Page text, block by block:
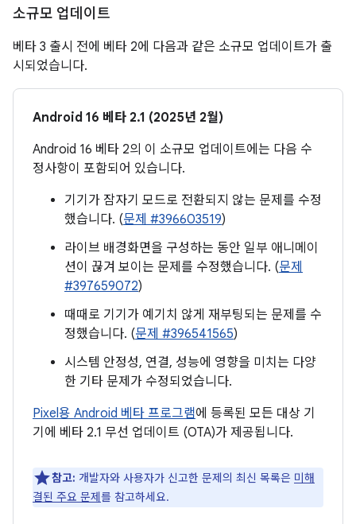
소규모 업데이트
베타 3 출시 전에 베타 2에 다음과 같은 소규모 업데이트가 출
시되었습니다.
Android 16 베타 2.1 (2025년 2월)
Android 16 베타 2의 이 소규모 업데이트에는 다음 수
정사항이 포함되어 있습니다.
기기가 잠자기 모드로 전환되지 않는 문제를 수정
했습니다. (문제 #396603519)
라이브 배경화면을 구성하는 동안 일부 애니메이
션이 끊겨 보이는 문제를 수정했습니다. (문제
#397659072)
때때로 기기가 예기치 않게 재부팅되는 문제를 수
정했습니다. (문제 #396541565)
시스템 안정성, 연결, 성능에 영향을 미치는 다양
한 기타 문제가 수정되었습니다.
Pixel용 Android 베타 프로그램에 등록된 모든 대상 기
기에 베타 2.1 무선 업데이트 (OTA)가 제공됩니다.
참고: 개발자와 사용자가 신고한 문제의 최신 목록은 미해
결된 주요 문제를 참고하세요.